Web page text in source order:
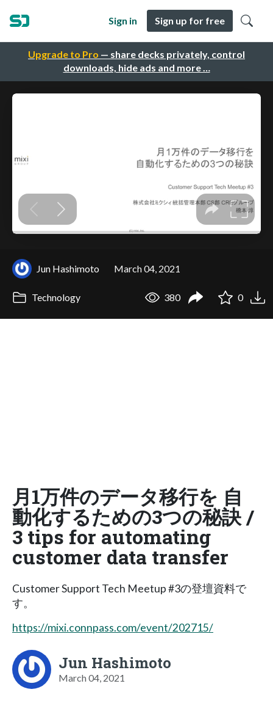
Upgrade to Pro — share decks privately, control
downloads, hide ads and more …
Sign in Sign up for free
Jun Hashimoto March 04, 2021
Technology 380 0
月1万件のデータ移行を 自
動化するための3つの秘訣 /
3 tips for automating
customer data transfer
Customer Support Tech Meetup #3の登壇資料で
す。
https://mixi.connpass.com/event/202715/
Jun Hashimoto
March 04, 2021